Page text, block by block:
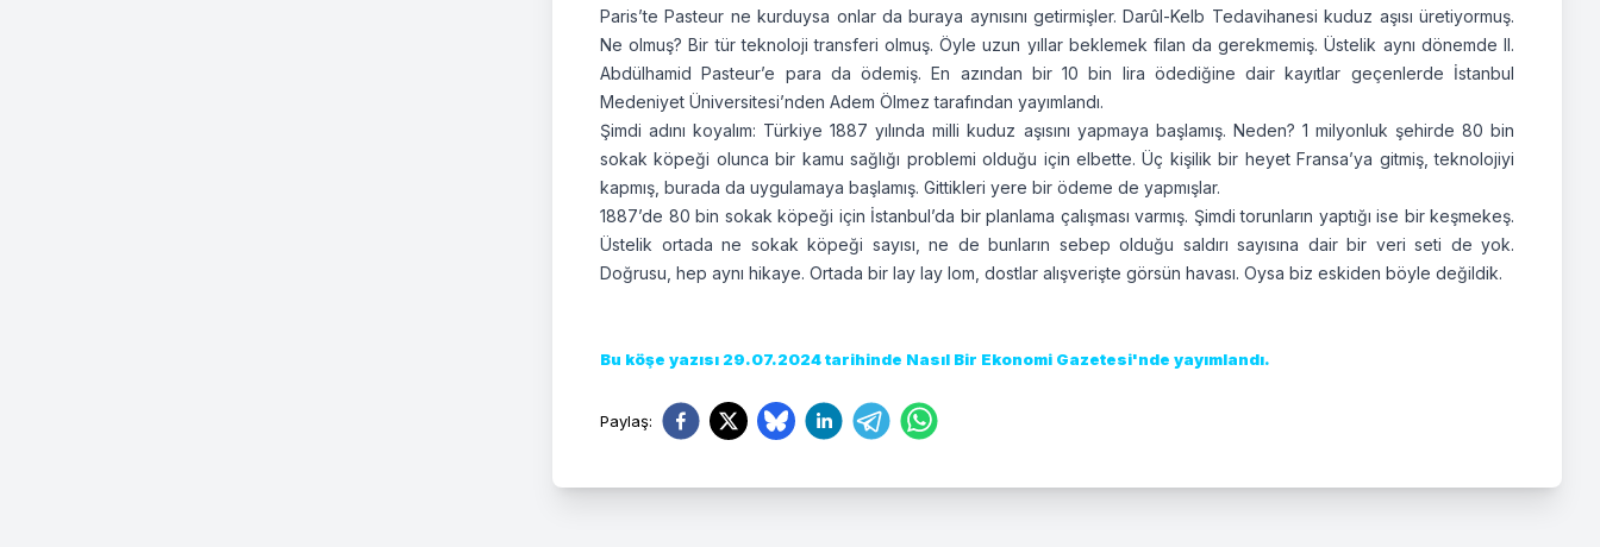
Paris’te Pasteur ne kurduysa onlar da buraya aynısını getirmişler. Darûl-Kelb Tedavihanesi kuduz aşısı üretiyormuş.
Ne olmuş? Bir tür teknoloji transferi olmuş. Öyle uzun yıllar beklemek filan da gerekmemiş. Üstelik aynı dönemde II.
Abdülhamid Pasteur’e para da ödemiş. En azından bir 10 bin lira ödediğine dair kayıtlar geçenlerde İstanbul
Medeniyet Üniversitesi’nden Adem Ölmez tarafından yayımlandı.
Şimdi adını koyalım: Türkiye 1887 yılında milli kuduz aşısını yapmaya başlamış. Neden? 1 milyonluk şehirde 80 bin
sokak köpeği olunca bir kamu sağlığı problemi olduğu için elbette. Üç kişilik bir heyet Fransa’ya gitmiş, teknolojiyi
kapmış, burada da uygulamaya başlamış. Gittikleri yere bir ödeme de yapmışlar.
1887’de 80 bin sokak köpeği için İstanbul’da bir planlama çalışması varmış. Şimdi torunların yaptığı ise bir keşmekeş.
Üstelik ortada ne sokak köpeği sayısı, ne de bunların sebep olduğu saldırı sayısına dair bir veri seti de yok.
Doğrusu, hep aynı hikaye. Ortada bir lay lay lom, dostlar alışverişte görsün havası. Oysa biz eskiden böyle değildik.
Bu köşe yazısı 29.07.2024 tarihinde Nasıl Bir Ekonomi Gazetesi'nde yayımlandı.
Paylaş: